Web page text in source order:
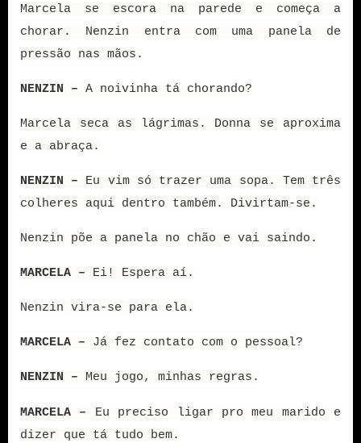
Marcela se escora na parede e começa a
chorar. Nenzin entra com uma panela de
pressão nas mãos.
NENZIN – A noivinha tá chorando?
Marcela seca as lágrimas. Donna se aproxima
e a abraça.
NENZIN – Eu vim só trazer uma sopa. Tem três
colheres aqui dentro também. Divirtam-se.
Nenzin põe a panela no chão e vai saindo.
MARCELA – Ei! Espera aí.
Nenzin vira-se para ela.
MARCELA – Já fez contato com o pessoal?
NENZIN – Meu jogo, minhas regras.
MARCELA – Eu preciso ligar pro meu marido e
dizer que tá tudo bem.